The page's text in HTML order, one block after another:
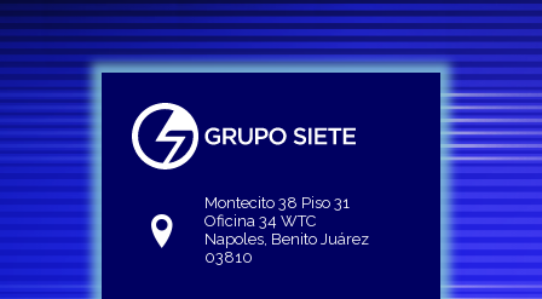
Montecito 38 Piso 31
Oficina 34 WTC
Napoles, Benito Juárez
03810